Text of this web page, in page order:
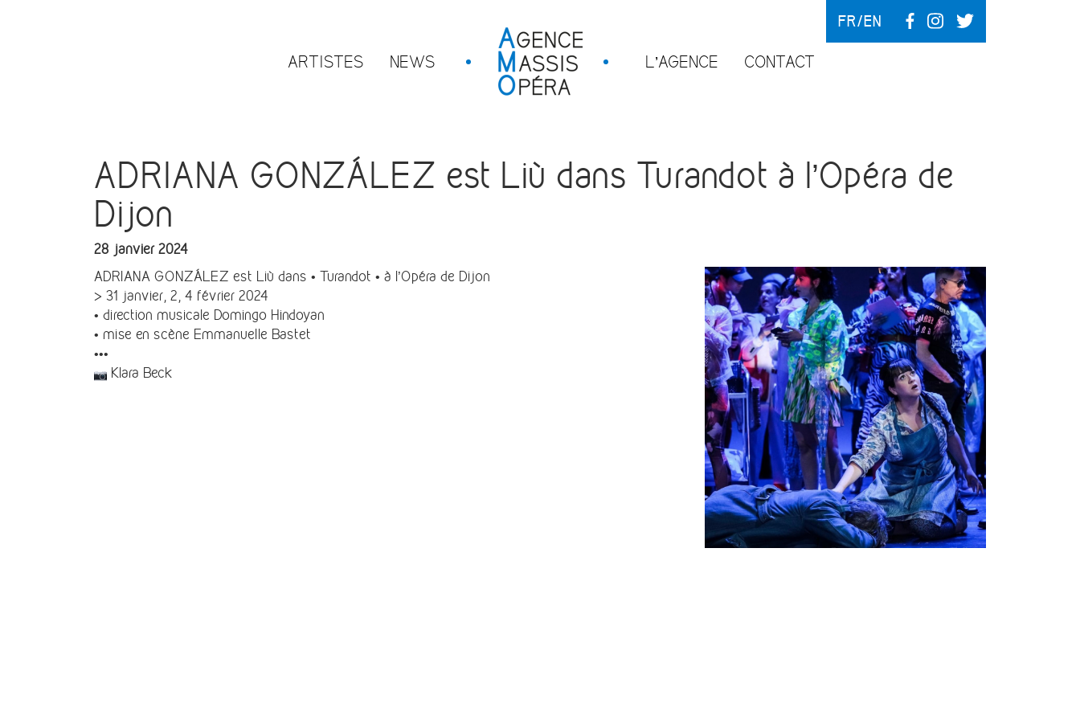
ARTISTES NEWS L’AGENCE CONTACT
FR EN
ADRIANA GONZÁLEZ est Liù dans Turandot à l’Opéra de
Dijon
28 janvier 2024
ADRIANA GONZÁLEZ est Liù dans • Turandot • à l’Opéra de Dijon
> 31 janvier, 2, 4 février 2024
• direction musicale Domingo Hindoyan
• mise en scène Emmanuelle Bastet
•••
Klara Beck